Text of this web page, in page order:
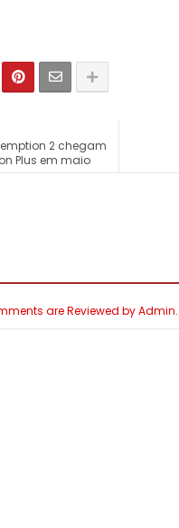
2 chegam
Plus em maio
are Reviewed by Admin.